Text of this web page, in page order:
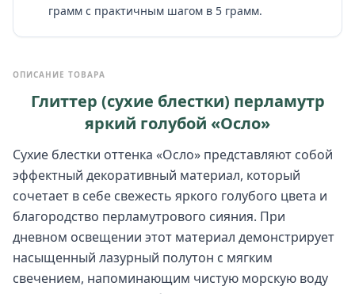
грамм с практичным шагом в 5 грамм.
ОПИСАНИЕ ТОВАРА
Глиттер (сухие блестки) перламутр
яркий голубой «Осло»
Сухие блестки оттенка «Осло» представляют собой
эффектный декоративный материал, который
сочетает в себе свежесть яркого голубого цвета и
благородство перламутрового сияния. При
дневном освещении этот материал демонстрирует
насыщенный лазурный полутон с мягким
свечением, напоминающим чистую морскую воду